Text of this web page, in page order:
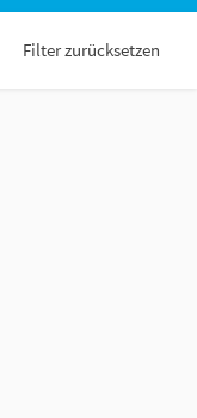
Filter zurücksetzen